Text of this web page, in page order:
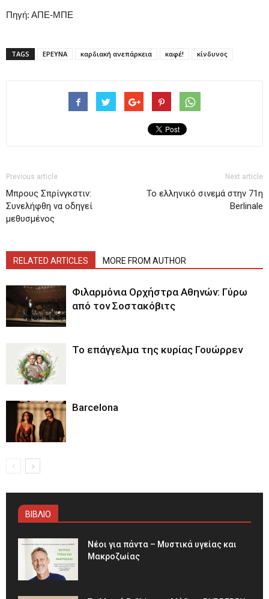
Πηγή: ΑΠΕ-ΜΠΕ
TAGS ΕΡΕΥΝΑ καρδιακή ανεπάρκεια καφέ! κίνδυνος
Previous article
Μπρους Σπρίνγκστιν:
Συνελήφθη να οδηγεί
μεθυσμένος
Next article
Το ελληνικό σινεμά στην 71η
Berlinale
RELATED ARTICLES MORE FROM AUTHOR
Φιλαρμόνια Ορχήστρα Αθηνών: Γύρω
από τον Σοστακόβιτς
Το επάγγελμα της κυρίας Γουώρρεν
Barcelona
ΒΙΒΛΙΟ
Νέοι για πάντα – Μυστικά υγείας και
Μακροζωίας